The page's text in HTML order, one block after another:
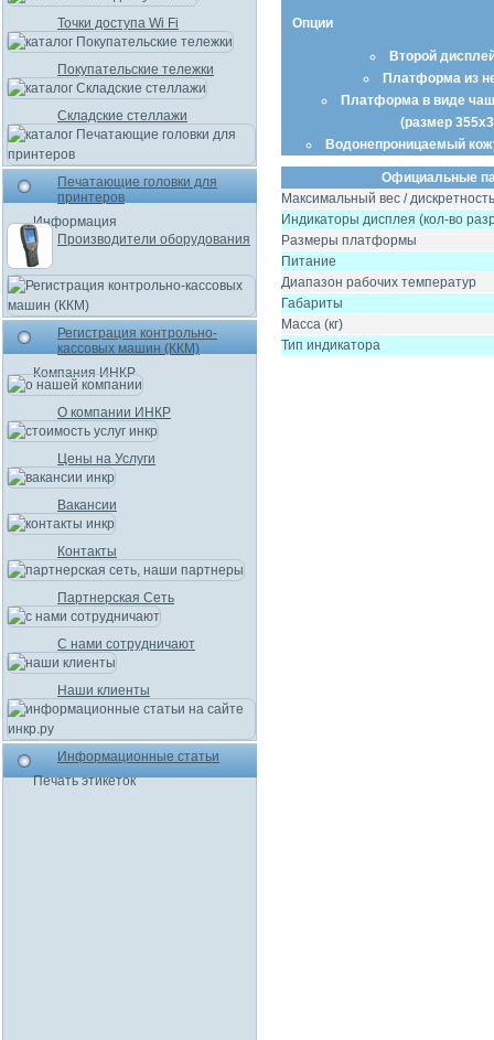
Опции
Второй
Платформа из
Платформа в виде
(размер
Водонепроницаемый
Официальные
Максимальный вес / дискретность
Индикаторы дисплея (кол-во
Размеры платформы
Питание
Диапазон рабочих температур
Габариты
Масса (кг)
Тип индикатора
Точки доступа Wi Fi
Покупательские тележки
Складские стеллажи
Печатающие головки для
принтеров
Информация
Производители оборудования
Регистрация контрольно-
кассовых машин (ККМ)
Компания ИНКР
О компании ИНКР
Цены на Услуги
Вакансии
Контакты
Партнерская Сеть
С нами сотрудничают
Наши клиенты
Информационные статьи
Печать этикеток